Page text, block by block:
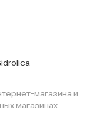
магазина и
магазинах